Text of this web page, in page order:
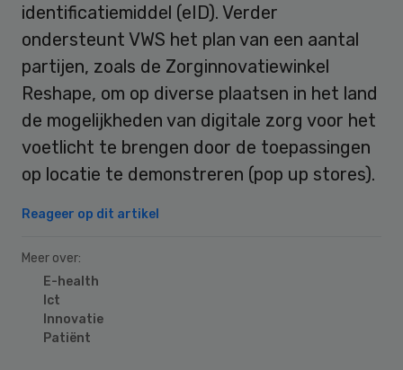
identificatiemiddel (eID). Verder
ondersteunt VWS het plan van een aantal
partijen, zoals de Zorginnovatiewinkel
Reshape, om op diverse plaatsen in het land
de mogelijkheden van digitale zorg voor het
voetlicht te brengen door de toepassingen
op locatie te demonstreren (pop up stores).
Reageer op dit artikel
Meer over:
E-health
Ict
Innovatie
Patiënt